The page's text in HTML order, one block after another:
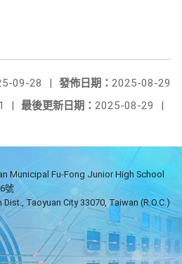
發佈日期： 2025-08-29
09-28
|
最後更新日期： 2025-08-29 |
|
Municipal Fu-Fong Junior High School
號
Taoyuan City 33070, Taiwan (R.O.C.)